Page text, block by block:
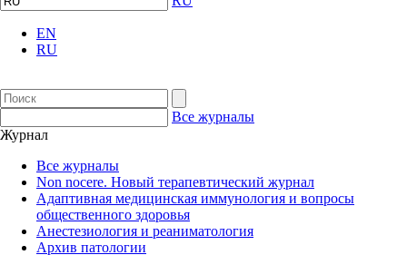
EN
RU
Все журналы
Журнал
Все журналы
Non nocere. Новый терапевтический журнал
Адаптивная медицинская иммунология и вопросы
общественного здоровья
Анестезиология и реаниматология
Архив патологии